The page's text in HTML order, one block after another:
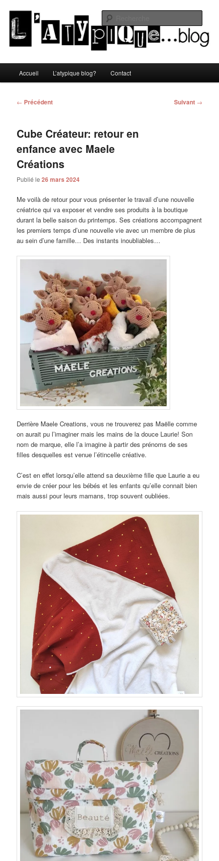
contenu
principalL'atypique blog
principal
Accueil L’atypique blog? Contact
Navigation
← Précédent Suivant →
Cube Créateur: retour en
enfance avec Maele
Créations
Publié le26 mars 2024
Me voilà de retour pour vous présenter le travail d’une nouvelle
créatrice qui va exposer et vendre ses produits à la boutique
durant la belle saison du printemps. Ses créations accompagnent
les premiers temps d’une nouvelle vie avec un membre de plus
au sein d’une famille… Des instants inoubliables…
Derrière Maele Creations, vous ne trouverez pas Maëlle comme
on aurait pu l’imaginer mais les mains de la douce Laurie! Son
nom de marque, elle l’a imagine à partir des prénoms de ses
filles desquelles est venue l’étincelle créative.
C’est en effet lorsqu’elle attend sa deuxième fille que Laurie a eu
envie de créer pour les bébés et les enfants qu’elle connait bien
mais aussi pour leurs mamans, trop souvent oubliées.